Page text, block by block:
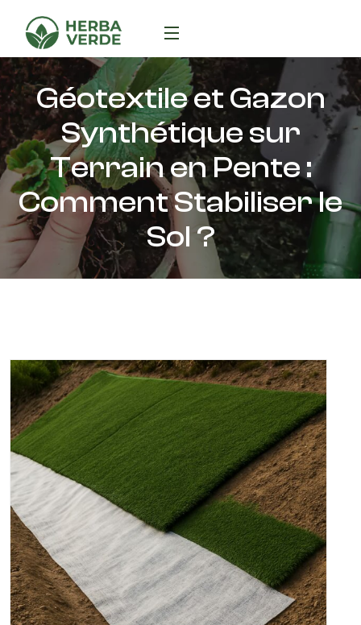
Géotextile et Gazon
Synthétique sur
Terrain en Pente :
Comment Stabiliser le
Sol ?